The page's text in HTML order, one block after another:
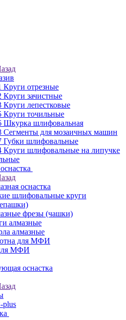
Круги отрезные
Круги зачистные
Круги лепестковые
Круги точильные
Шкурка шлифовальная
Сегменты для мозаичных машин
Губки шлифовальные
Круги шлифовальные на липучке
оснастка
шлифовальные круги
фрезы (чашки)
алмазные
алмазные
для МФИ
МФИ
оснастка
plus